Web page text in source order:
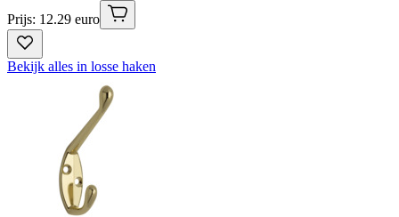
Prijs: 12.29 euro
Bekijk alles in losse haken